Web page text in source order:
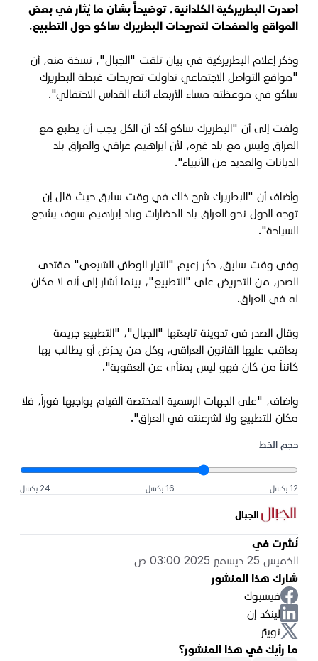
أصدرت البطريركية الكلدانية، توضيحاً بشأن ما يُثار في بعض
المواقع والصفحات لتصريحات البطريرك ساكو حول التطبيع.
وذكر إعلام البطريركية في بيان تلقت "الجبال"، نسخة منه، أن
"مواقع التواصل الاجتماعي تداولت تصريحات غبطة البطريرك
ساكو في موعظته مساء الأربعاء اثناء القداس الاحتفالي".
ولفت إلى أن "البطريرك ساكو أكد أن الكل يجب أن يطبع مع
العراق وليس مع بلد غيره، لأن ابراهيم عراقي والعراق بلد
الديانات والعديد من الأنبياء".
وأضاف أن "البطريرك شرح ذلك في وقت سابق حيث قال إن
توجه الدول نحو العراق بلد الحضارات وبلد إبراهيم سوف يشجع
السياحة".
وفي وقت سابق، حذّر زعيم "التيار الوطني الشيعي" مقتدى
الصدر، من التحريض على "التطبيع"، بينما أشار إلى أنه لا مكان
له في العراق.
وقال الصدر في تدوينة تابعتها "الجبال"، "التطبيع جريمة
يعاقب عليها القانون العراقي، وكل من يحرّض أو يطالب بها
كائناً من كان فهو ليس بمنأى عن العقوبة".
واضاف، "على الجهات الرسمية المختصة القيام بواجبها فوراً، فلا
مكان للتطبيع ولا لشرعنته في العراق".
حجم الخط
12 بكسل 16 بكسل 24 بكسل
الجبال
نُشرت في
الخميس 25 ديسمبر 2025 03:00 ص
شارك هذا المنشور
فيسبوك
لينكد إن
تويتر
ما رأيك في هذا المنشور؟